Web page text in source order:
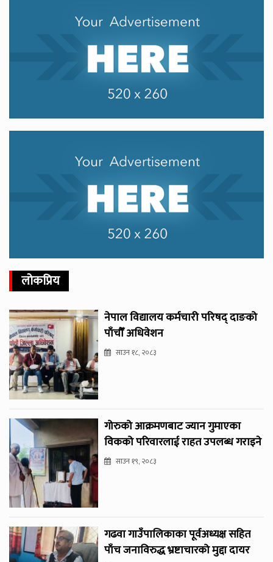
लोकप्रिय
नेपाल विद्यालय कर्मचारी परिषद् दाङको
पाँचौँ अधिवेशन
साउन १८, २०८३
गोरुको आक्रमणबाट ज्यान गुमाएका
विकको परिवारलाई राहत उपलब्ध गराइने
साउन १९, २०८३
गढवा गाउँपालिकाका पूर्वअध्यक्ष सहित
पाँच जनाविरुद्ध भ्रष्टाचारको मुद्दा दायर